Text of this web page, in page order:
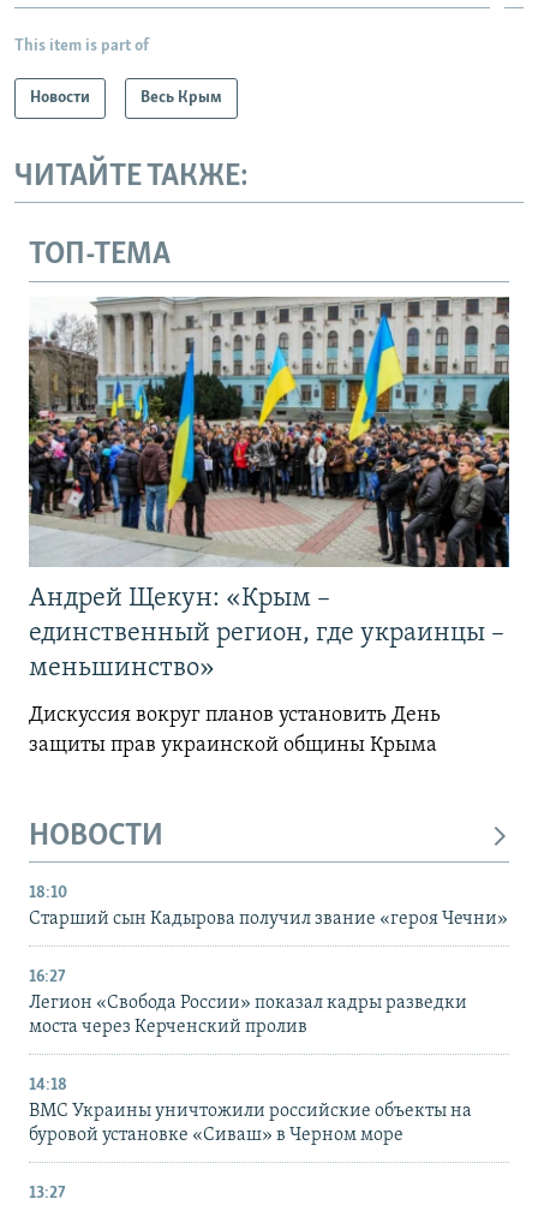
This item is part of
Новости Весь Крым
ЧИТАЙТЕ ТАКЖЕ:
ТОП-ТЕМА
Андрей Щекун: «Крым –
единственный регион, где украинцы –
меньшинство»
Дискуссия вокруг планов установить День
защиты прав украинской общины Крыма
НОВОСТИ
18:10
Старший сын Кадырова получил звание «героя Чечни»
16:27
Легион «Свобода России» показал кадры разведки
моста через Керченский пролив
14:18
ВМС Украины уничтожили российские объекты на
буровой установке «Сиваш» в Черном море
13:27